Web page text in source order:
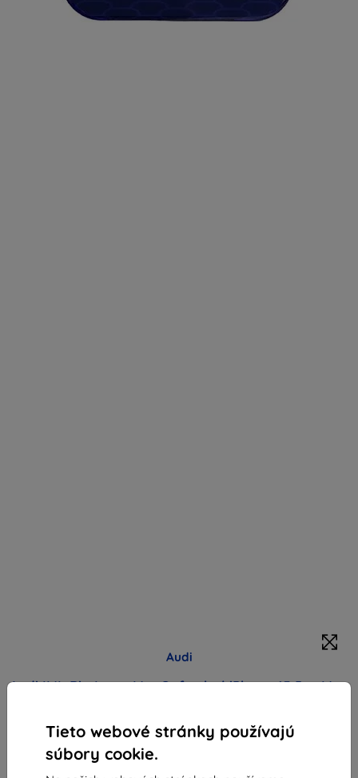
Tieto webové stránky používajú
súbory cookie.
Audi
Audi IML Big Logo MagSafe obal iPhone 15 Pro Max
Vhodné pre: Apple iPhone 15 Pro Max